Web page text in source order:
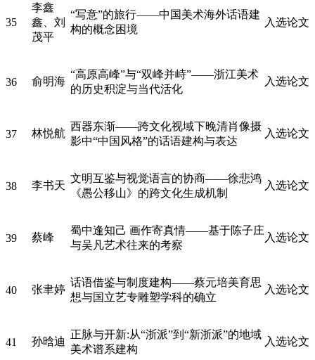
35
李鑫
鑫、刘
茂平
“写意”的旅行——中国美术海外话语建
构的概念困境
入选论文
36 俞明海
“高原高峰”与“双峰并峙”——浙江美术
的历史积淀与当代活化
入选论文
37 林悦航
西器东渐——跨文化视域下晚清肖像摄
影中“中国风格”的话语建构与表达
入选论文
38 李书天
文明互鉴与视觉语言的协商——徐悲鸿
《愚公移山》的跨文化生成机制
入选论文
39 蔡峰
蜀中逢知己 画作寄真情——基于陈子庄
与吴凡艺术往来的考察
入选论文
40 张聿婷
话语借鉴与制度建构——蔡元培美育思
想与国立艺专雕塑学科的确立
入选论文
41 孙晗迪
正脉与开新:从“浙派”到“新浙派”的地域
美术谱系建构
入选论文